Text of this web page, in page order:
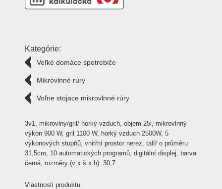
Kategórie:
Veľké domáce spotrebiče
Mikrovlnné rúry
Voľne stojace mikrovlnné rúry
3v1, mikrovlny/gril/ horký vzduch, objem 25l, mikrovlnný
výkon 900 W, gril 1100 W, horký vzduch 2500W, 5
výkonových stupňů, vnitřní prostor nerez, talíř o průměru
31,5cm, 10 automatických programů, digitální displej, barva
černá, rozměry (v x š x h): 30,7
Vlastnosti produktu: